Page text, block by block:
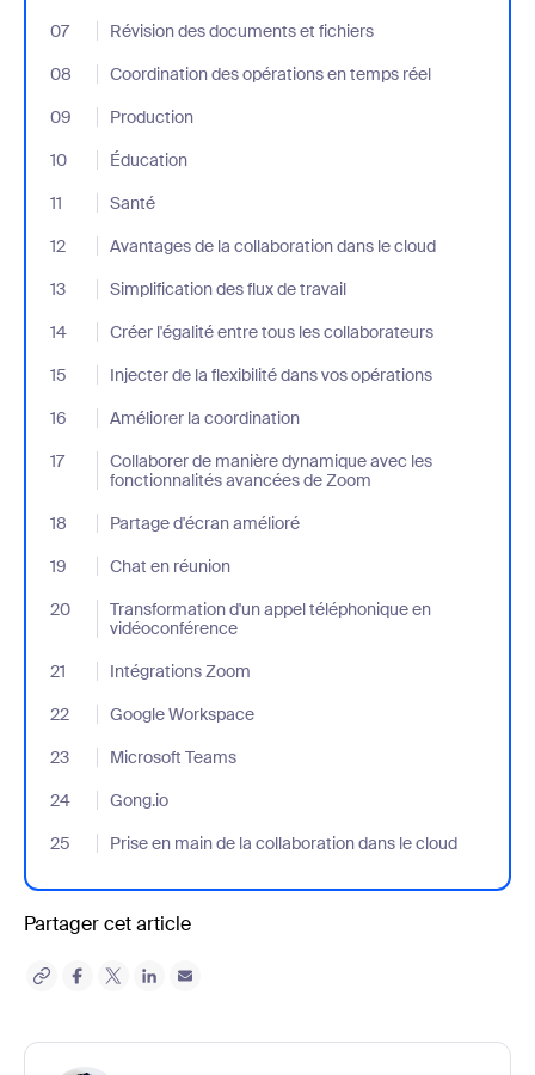
07
Révision des documents et fichiers
- Jumplink to Révision des documents et fichiers
08
Coordination des opérations en temps réel
- Jumplink to Coordination des opérations en temps réel
09
Production
- Jumplink to Production
10
Éducation
- Jumplink to Éducation
11
Santé
- Jumplink to Santé
12
Avantages de la collaboration dans le cloud
- Jumplink to Avantages de la collaboration dans le cloud
13
Simplification des flux de travail
- Jumplink to Simplification des flux de travail
14
Créer l'égalité entre tous les collaborateurs
- Jumplink to Créer l'égalité entre tous les collaborateurs
15
Injecter de la flexibilité dans vos opérations
- Jumplink to Injecter de la flexibilité dans vos opérations
16
Améliorer la coordination
- Jumplink to Améliorer la coordination
17
Collaborer de manière dynamique avec les
fonctionnalités avancées de Zoom
- Jumplink to Collaborer de manière dynamique avec les
18 Partage d'écran amélioré
- Jumplink to Partage d'écran amélioré
19
Chat en réunion
- Jumplink to Chat en réunion
20
Transformation d'un appel téléphonique en
vidéoconférence
- Jumplink to Transformation d'un appel téléphonique en
21 Intégrations Zoom
- Jumplink to Intégrations Zoom
22
Google Workspace
- Jumplink to Google Workspace
23
Microsoft Teams
- Jumplink to Microsoft Teams
24
Gong.io
- Jumplink to Gong.io
25
Prise en main de la collaboration dans le cloud
- Jumplink to Prise en main de la collaboration dans le cloud
Partager cet article